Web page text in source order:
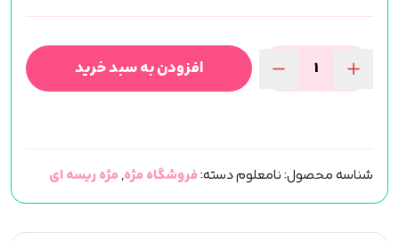
کایلی
قهوه
ای
کد
افزودن به سبد خرید
شناسه محصول:نامعلومدسته:فروشگاه مژه,مژه ریسه ای